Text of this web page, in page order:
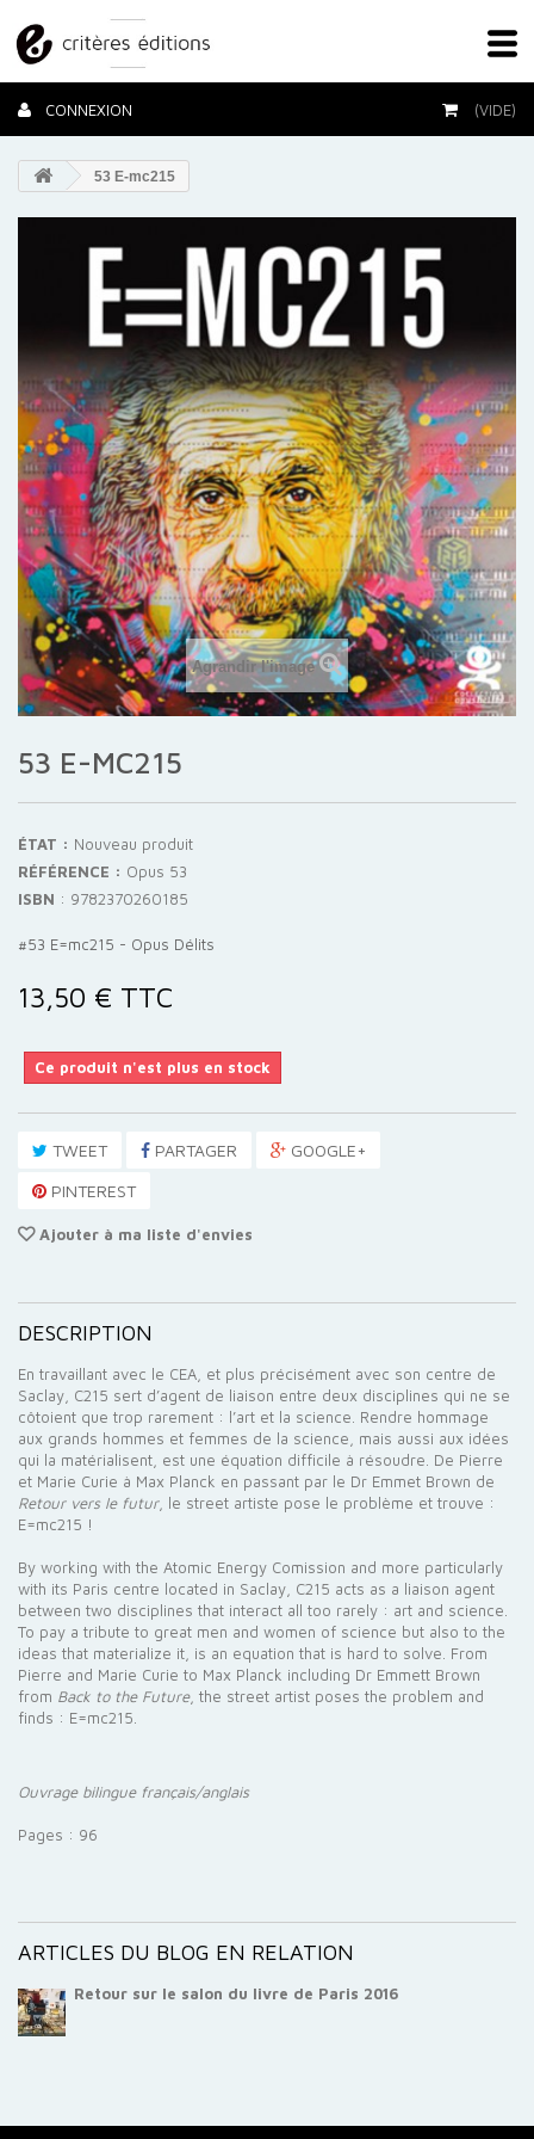
CONNEXION (VIDE)
53 E-mc215
Agrandir l'image
53 E-MC215
ÉTAT : Nouveau produit
RÉFÉRENCE : Opus 53
ISBN : 9782370260185
#53 E=mc215 - Opus Délits
13,50 € TTC
Ce produit n'est plus en stock
TWEET PARTAGER
GOOGLE+
PINTEREST
Ajouter à ma liste d'envies
DESCRIPTION
En travaillant avec le CEA, et plus précisément avec son centre de
Saclay, C215 sert d’agent de liaison entre deux disciplines qui ne se
côtoient que trop rarement : l’art et la science. Rendre hommage
aux grands hommes et femmes de la science, mais aussi aux idées
qui la matérialisent, est une équation difficile à résoudre. De Pierre
et Marie Curie à Max Planck en passant par le Dr Emmet Brown de
Retour vers le futur, le street artiste pose le problème et trouve :
E=mc215 !
By working with the Atomic Energy Comission and more particularly
with its Paris centre located in Saclay, C215 acts as a liaison agent
between two disciplines that interact all too rarely : art and science.
To pay a tribute to great men and women of science but also to the
ideas that materialize it, is an equation that is hard to solve. From
Pierre and Marie Curie to Max Planck including Dr Emmett Brown
from Back to the Future, the street artist poses the problem and
finds : E=mc215.
Ouvrage bilingue français/anglais
Pages : 96
ARTICLES DU BLOG EN RELATION
Retour sur le salon du livre de Paris 2016